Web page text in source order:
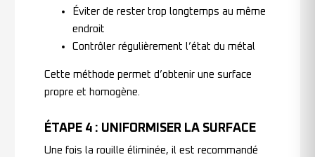
Éviter de rester trop longtemps au même
endroit
Contrôler régulièrement l’état du métal
Cette méthode permet d’obtenir une surface
propre et homogène.
ÉTAPE 4 : UNIFORMISER LA SURFACE
Une fois la rouille éliminée, il est recommandé